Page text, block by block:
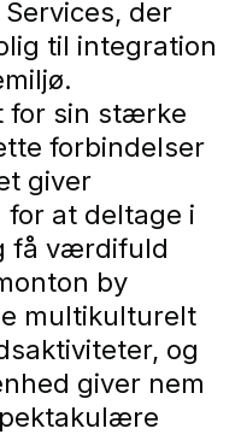
der
til integration
for sin stærke
forbindelser
giver
at deltage i
få værdifuld
by
multikulturelt
og
giver nem